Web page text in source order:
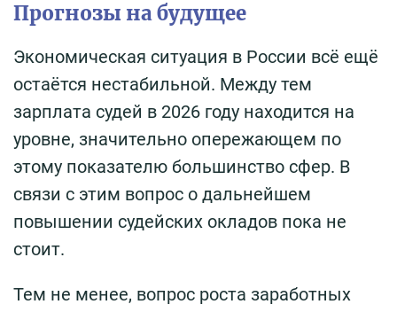
Прогнозы на будущее
Экономическая ситуация в России всё ещё
остаётся нестабильной. Между тем
зарплата судей в 2026 году находится на
уровне, значительно опережающем по
этому показателю большинство сфер. В
связи с этим вопрос о дальнейшем
повышении судейских окладов пока не
стоит.
Тем не менее, вопрос роста заработных